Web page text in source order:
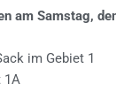
am Samstag,
im Gebiet 1
1A